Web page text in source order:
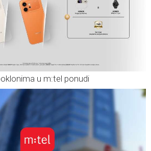
u m:tel ponudi